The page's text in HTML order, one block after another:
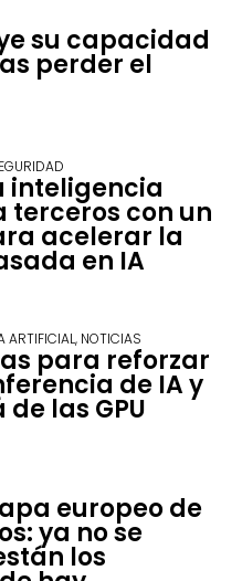
su capacidad
perder el
inteligencia
terceros con un
acelerar la
en IA
ARTIFICIAL, NOTICIAS
para reforzar
de IA y
las GPU
europeo de
ya no se
los